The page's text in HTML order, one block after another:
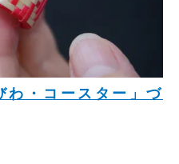
わ・コースター」づ